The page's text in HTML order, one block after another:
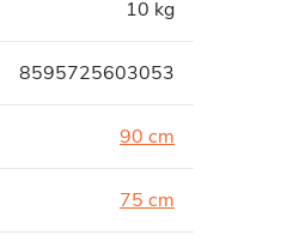
10 kg
8595725603053
90 cm
75 cm